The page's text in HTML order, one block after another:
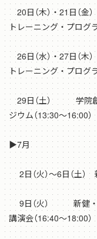
20日（木）・21日（金
トレーニング・プログ
26日（水）・27日（木
トレーニング・プログ
29日（土） 学院創
ジウム（13:30～16:00）
▶7月
2日（火）～6日（土）
9日（火） 新健・短
講演会（16:40～18:00）